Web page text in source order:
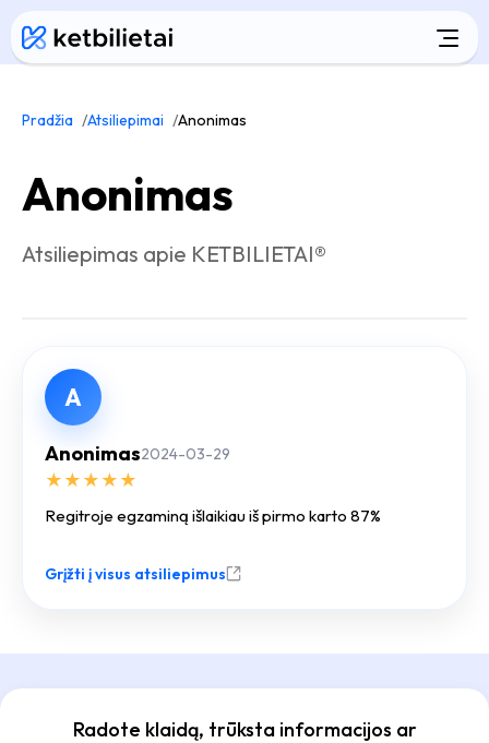
Pradžia Atsiliepimai Anonimas
Anonimas
Atsiliepimas apie KETBILIETAI®
A
Anonimas2024-03-29
★ ★ ★ ★ ★
Regitroje egzaminą išlaikiau iš pirmo karto 87%
Grįžti į visus atsiliepimus
Radote klaidą, trūksta informacijos ar